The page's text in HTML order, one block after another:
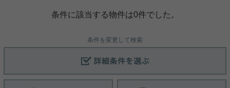
条件に該当する物件は0件でした。
条件を変更して検索